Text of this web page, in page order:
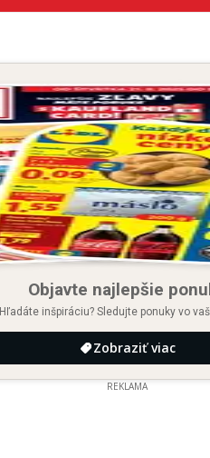
Objavte najlepšie
Hľadáte inšpiráciu? Sledujte ponuky vo
Zobraziť viac
REKLAMA